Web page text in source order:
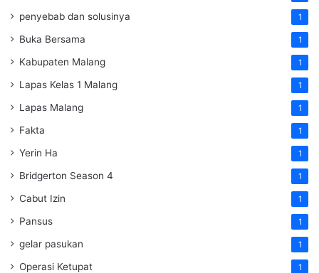
penyebab dan solusinya 1
Buka Bersama 1
Kabupaten Malang 1
Lapas Kelas 1 Malang 1
Lapas Malang 1
Fakta 1
Yerin Ha 1
Bridgerton Season 4 1
Cabut Izin 1
Pansus 1
gelar pasukan 1
Operasi Ketupat 1